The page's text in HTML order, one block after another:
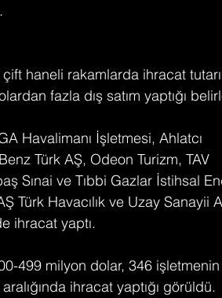
haneli rakamlarda ihracat
fazla dış satım yaptığı
Havalimanı İşletmesi, Ahlatcı
Türk AŞ, Odeon Turizm, TAV
Sınai ve Tıbbi Gazlar İstihsal
Türk Havacılık ve Uzay Sanayii
ihracat yaptı.
499 milyon dolar, 346
ihracat yaptığı görüldü.